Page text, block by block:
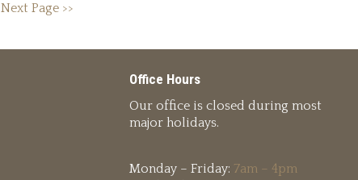
Next Page >>
Office Hours
Our office is closed during most
major holidays.
Monday – Friday: 7am – 4pm